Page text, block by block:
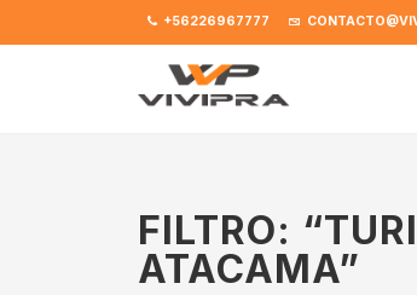
+56226967777
FILTRO:
ATACAMA”